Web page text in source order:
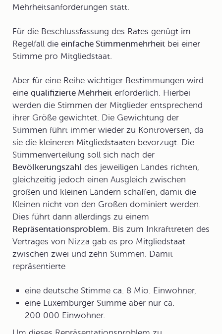
Mehrheitsanforderungen statt.
Für die Beschlussfassung des Rates genügt im
Regelfall die einfache Stimmenmehrheit bei einer
Stimme pro Mitgliedstaat.
Aber für eine Reihe wichtiger Bestimmungen wird
eine qualifizierte Mehrheit erforderlich. Hierbei
werden die Stimmen der Mitglieder entsprechend
ihrer Größe gewichtet. Die Gewichtung der
Stimmen führt immer wieder zu Kontroversen, da
sie die kleineren Mitgliedstaaten bevorzugt. Die
Stimmenverteilung soll sich nach der
Bevölkerungszahl des jeweiligen Landes richten,
gleichzeitig jedoch einen Ausgleich zwischen
großen und kleinen Ländern schaffen, damit die
Kleinen nicht von den Großen dominiert werden.
Dies führt dann allerdings zu einem
Repräsentationsproblem. Bis zum Inkrafttreten des
Vertrages von Nizza gab es pro Mitgliedstaat
zwischen zwei und zehn Stimmen. Damit
repräsentierte
eine deutsche Stimme ca. 8 Mio. Einwohner,
eine Luxemburger Stimme aber nur ca.
200 000 Einwohner.